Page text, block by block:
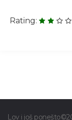
Rating:
Lov i još